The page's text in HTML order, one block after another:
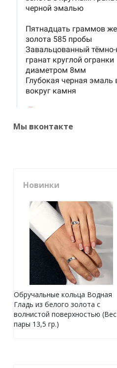
Мы вконтакте
Новинки
Обручальные кольца Водная
Гладь из белого золота с
волнистой поверхностью (Вес
пары 13,5 гр.)